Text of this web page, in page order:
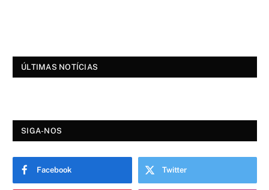
ÚLTIMAS NOTÍCIAS
SIGA-NOS
Facebook Twitter